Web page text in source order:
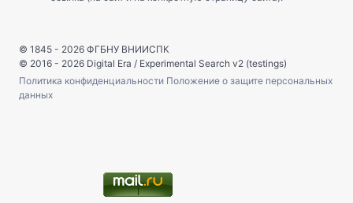
© 1845 - 2026 ФГБНУ ВНИИСПК
© 2016 - 2026 Digital Era / Experimental Search v2 (testings)
Политика конфиденциальности Положение о защите персональных
данных